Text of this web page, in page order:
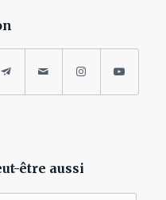
être aussi